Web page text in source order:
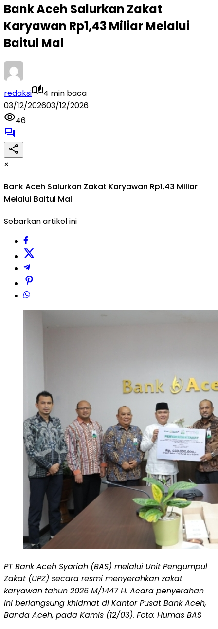
Bank Aceh Salurkan Zakat
Karyawan Rp1,43 Miliar Melalui
Baitul Mal
redaksi
4 min baca
03/12/202603/12/2026
46
×
Bank Aceh Salurkan Zakat Karyawan Rp1,43 Miliar
Melalui Baitul Mal
Sebarkan artikel ini
PT Bank Aceh Syariah (BAS) melalui Unit Pengumpul
Zakat (UPZ) secara resmi menyerahkan zakat
karyawan tahun 2026 M/1447 H. Acara penyerahan
ini berlangsung khidmat di Kantor Pusat Bank Aceh,
Banda Aceh, pada Kamis (12/03). Foto: Humas BAS